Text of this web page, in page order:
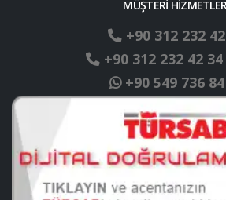
MÜŞTERİ
+90 312 232
+90 312 232 42
+90 549 736